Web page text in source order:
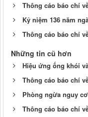
Thông cáo báo chí
Kỷ niệm 136 năm
Thông cáo báo chí
Những tin cũ hơn
Hiệu ứng ống khói
Thông cáo báo chí
Phòng ngừa nguy
Thông cáo báo chí